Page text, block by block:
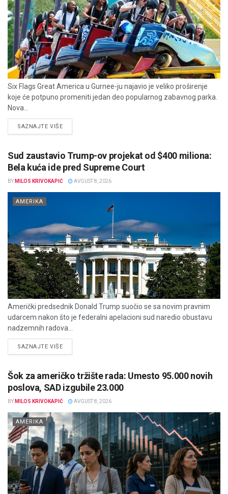
Six Flags Great America u Gurnee-ju najavio je veliko proširenje
koje će potpuno promeniti jedan deo popularnog zabavnog parka.
Nova...
SAZNAJTE VIŠEDETAILS
Sud zaustavio Trump-ov projekat od $400 miliona:
Bela kuća ide pred Supreme Court
BY MILOS KRIVOKAPIĆ AVGUST 8, 2026
AMERIKA
Američki predsednik Donald Trump suočio se sa novim pravnim
udarcem nakon što je federalni apelacioni sud naredio obustavu
nadzemnih radova...
SAZNAJTE VIŠEDETAILS
Šok za američko tržište rada: Umesto 95.000 novih
poslova, SAD izgubile 23.000
BY MILOS KRIVOKAPIĆ AVGUST 8, 2026
AMERIKA